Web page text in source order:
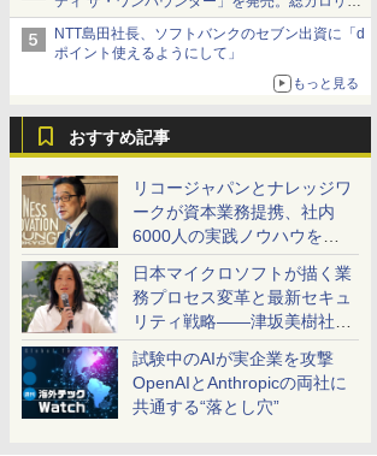
約1656kcal、総重量約527g！
NTT島田社長、ソフトバンクのセブン出資に「d
ポイント使えるようにして」
もっと見る
おすすめ記事
リコージャパンとナレッジワ
ークが資本業務提携、社内
6000人の実践ノウハウを生
かした「AI商談記録 for
RICOH」を展開へ
日本マイクロソフトが描く業
務プロセス変革と最新セキュ
リティ戦略――津坂美樹社長
が2027年度戦略を説明
試験中のAIが実企業を攻撃
OpenAIとAnthropicの両社に
共通する“落とし穴”